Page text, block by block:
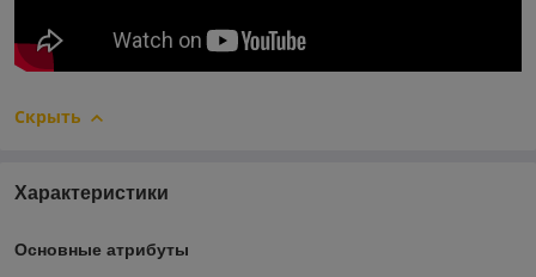
Скрыть
Характеристики
Основные атрибуты